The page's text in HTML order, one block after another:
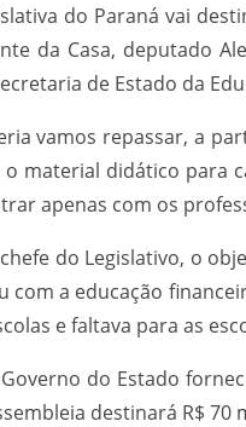
do Paraná vai
da Casa, deputado
de Estado da
vamos repassar, a
material didático para
apenas com os
do Legislativo, o
com a educação
e faltava para as
do Estado
destinará R$